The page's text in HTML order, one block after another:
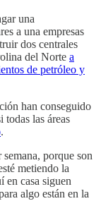
una
a una empresas
dos centrales
del Norte a
de petróleo y
han conseguido
todas las áreas
.
porque son
metiendo la
en casa siguen
algo están en la